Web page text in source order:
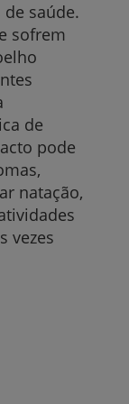
saúde.
sofrem
de
pode
natação,
vezes